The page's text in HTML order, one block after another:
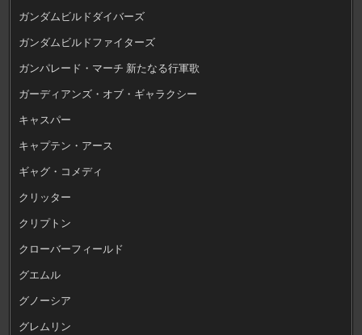
ガンダムビルドダイバーズ
ガンダムビルドファイターズ
ガンパレード・マーチ 新たなる行軍歌
ガーディアンズ・オブ・ギャラクシー
キャスパー
キャプテン・アース
ギャグ・コメディ
クリッター
クリプトン
クローバーフィールド
グエムル
グノーシア
グレムリン